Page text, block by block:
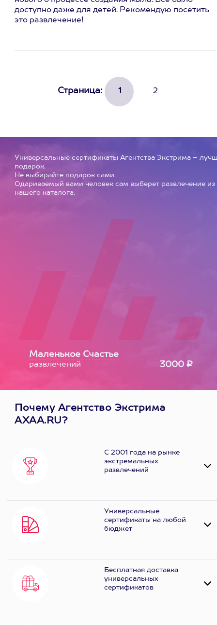
доступно даже для детей. Рекомендую посетить
это развлечение!
Страница: 1 2
Универсальные сертификаты Агентства Экстрима –
подарок.
Не выбирайте подарок сами.
Одариваемый вами человек сам выберет развлечение из
нашего каталога.
Маленькое Счастье
развлечений 3000 ₽
Почему Агентство Экстрима
AXAA.RU?
С 2001 года на рынке
экстремальных
развлечений
Универсальные
сертификаты на любой
бюджет
Бесплатная доставка
универсальных
сертификатов